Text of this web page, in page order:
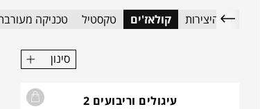
כל היצירות קולאז'ים טקסטיל טכניקה
סינון
עיגולים וריבועים 2